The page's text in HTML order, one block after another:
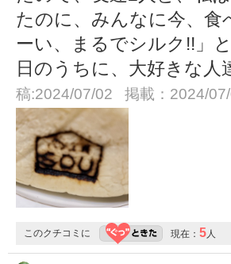
たのに、みんなに今、食
ーい、まるでシルク!!」
日のうちに、大好きな
稿:2024/07/02 掲載：2024/07/
このクチコミに 現在： 5人